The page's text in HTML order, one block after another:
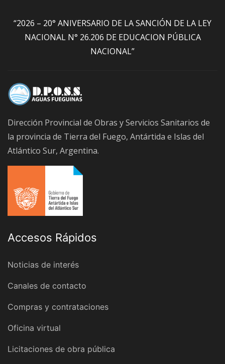
“2026 – 20° ANIVERSARIO DE LA SANCIÓN DE LA LEY
NACIONAL N° 26.206 DE EDUCACION PÚBLICA
NACIONAL”
Dirección Provincial de Obras y Servicios Sanitarios de
la provincia de Tierra del Fuego, Antártida e Islas del
Atlántico Sur, Argentina.
Accesos Rápidos
Noticias de interés
Canales de contacto
Compras y contrataciones
Oficina virtual
Licitaciones de obra pública